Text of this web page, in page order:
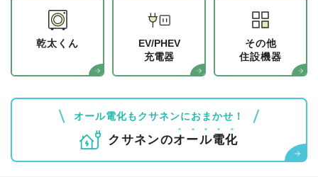
乾太くん
EV/PHEV
充電器
その他
住設機器
オール電化もクサネンにおまかせ！
クサネンのオール電化